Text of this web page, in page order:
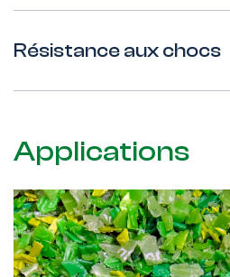
Résistance aux chocs
Applications